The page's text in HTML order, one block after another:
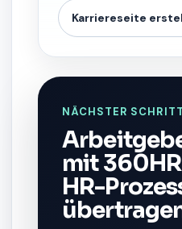
Karriereseite
NÄCHSTER SCHRITT
mit
HR-